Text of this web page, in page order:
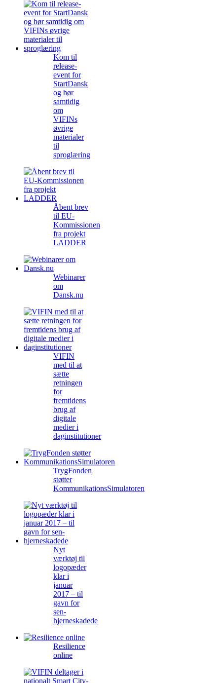
Kom til
release-
event for
StartDansk
og hør
samtidig
om
VIFINs
øvrige
materialer
til
sproglæring
Åbent brev
til EU-
Kommissionen
fra projekt
LADDER
Webinarer
om
Dansk.nu
VIFIN
med til at
sætte
retningen
for
fremtidens
brug af
digitale
medier i
daginstitutioner
TrygFonden
støtter
KommunikationsSimulatoren
Nyt
værktøj til
logopæder
klar i
januar
2017 – til
gavn for
sen-
hjerneskadede
Resilience
online